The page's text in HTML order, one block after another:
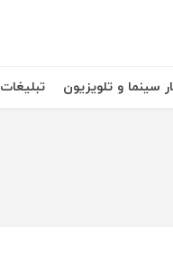
سینما و تلویزیون تبلیغات